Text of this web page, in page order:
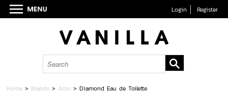
Login Register
Home > Brands > Aron >Diamond Eau de Toilette